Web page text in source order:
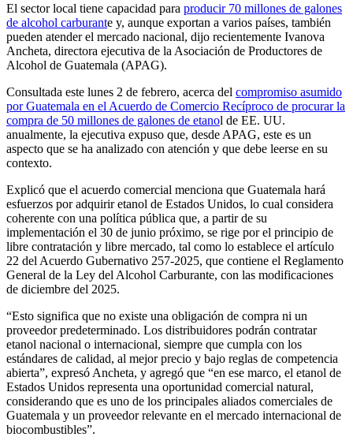
El sector local tiene capacidad para producir 70 millones de galones
de alcohol carburante y, aunque exportan a varios países, también
pueden atender el mercado nacional, dijo recientemente Ivanova
Ancheta, directora ejecutiva de la Asociación de Productores de
Alcohol de Guatemala (APAG).
Consultada este lunes 2 de febrero, acerca del compromiso asumido
por Guatemala en el Acuerdo de Comercio Recíproco de procurar la
compra de 50 millones de galones de etanol de EE. UU.
anualmente, la ejecutiva expuso que, desde APAG, este es un
aspecto que se ha analizado con atención y que debe leerse en su
contexto.
Explicó que el acuerdo comercial menciona que Guatemala hará
esfuerzos por adquirir etanol de Estados Unidos, lo cual considera
coherente con una política pública que, a partir de su
implementación el 30 de junio próximo, se rige por el principio de
libre contratación y libre mercado, tal como lo establece el artículo
22 del Acuerdo Gubernativo 257-2025, que contiene el Reglamento
General de la Ley del Alcohol Carburante, con las modificaciones
de diciembre del 2025.
“Esto significa que no existe una obligación de compra ni un
proveedor predeterminado. Los distribuidores podrán contratar
etanol nacional o internacional, siempre que cumpla con los
estándares de calidad, al mejor precio y bajo reglas de competencia
abierta”, expresó Ancheta, y agregó que “en ese marco, el etanol de
Estados Unidos representa una oportunidad comercial natural,
considerando que es uno de los principales aliados comerciales de
Guatemala y un proveedor relevante en el mercado internacional de
biocombustibles”.